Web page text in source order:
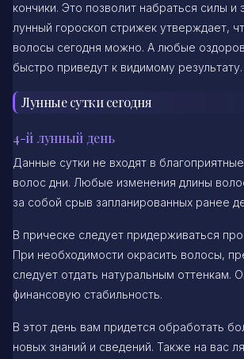
кончики. Это позволит набраться силы и
лунный гороскоп стрижек утверждает,
волосы сегодня можно. А любые
быстро приведут к видимому результату.
Лунные сутки сегодня
4-й лунный день
Данные сутки не входят в
волос дни. Любые изменения длины
за собой срыв запланированных ранее
В прическе следует придерживаться
При необходимости окрасить волосы,
следует отдать натуральным оттенкам.
финансовую стабильность.
В этот день вам придется обработать
новых знаний и сведений. Также на вас